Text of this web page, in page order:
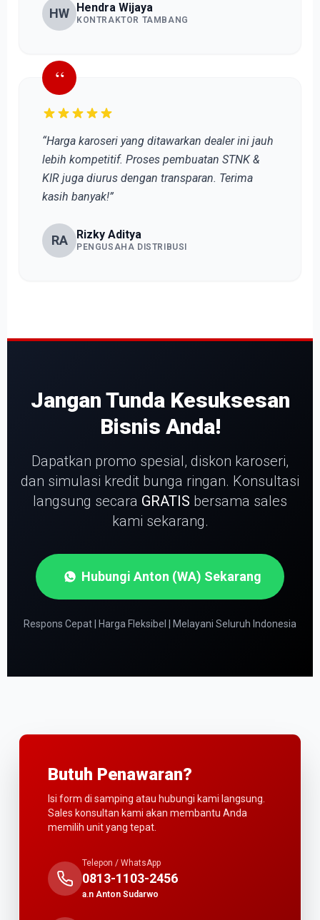
HW Hendra Wijaya
KONTRAKTOR TAMBANG
“
“Harga karoseri yang ditawarkan dealer ini jauh
lebih kompetitif. Proses pembuatan STNK &
KIR juga diurus dengan transparan. Terima
kasih banyak!”
RA Rizky Aditya
PENGUSAHA DISTRIBUSI
Jangan Tunda Kesuksesan
Bisnis Anda!
Dapatkan promo spesial, diskon karoseri,
dan simulasi kredit bunga ringan. Konsultasi
langsung secara GRATIS bersama sales
kami sekarang.
Hubungi Anton (WA) Sekarang
Respons Cepat | Harga Fleksibel | Melayani Seluruh Indonesia
Butuh Penawaran?
Isi form di samping atau hubungi kami langsung.
Sales konsultan kami akan membantu Anda
memilih unit yang tepat.
Telepon / WhatsApp
0813-1103-2456
a.n Anton Sudarwo